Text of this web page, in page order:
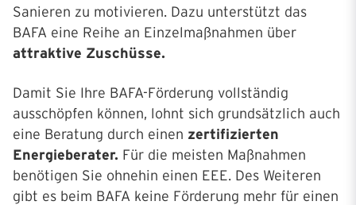
Sanieren zu motivieren. Dazu unterstützt das
BAFA eine Reihe an Einzelmaßnahmen über
attraktive Zuschüsse.
Damit Sie Ihre BAFA-Förderung vollständig
ausschöpfen können, lohnt sich grundsätzlich auch
eine Beratung durch einen zertifizierten
Energieberater. Für die meisten Maßnahmen
benötigen Sie ohnehin einen EEE. Des Weiteren
gibt es beim BAFA keine Förderung mehr für einen